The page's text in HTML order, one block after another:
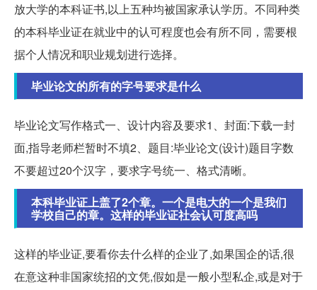
放大学的本科证书,以上五种均被国家承认学历。不同种类
的本科毕业证在就业中的认可程度也会有所不同，需要根
据个人情况和职业规划进行选择。
毕业论文的所有的字号要求是什么
毕业论文写作格式一、设计内容及要求1、封面:下载一封
面,指导老师栏暂时不填2、题目:毕业论文(设计)题目字数
不要超过20个汉字，要求字号统一、格式清晰。
本科毕业证上盖了2个章。一个是电大的一个是我们
学校自己的章。这样的毕业证社会认可度高吗
这样的毕业证,要看你去什么样的企业了,如果国企的话,很
在意这种非国家统招的文凭,假如是一般小型私企,或是对于